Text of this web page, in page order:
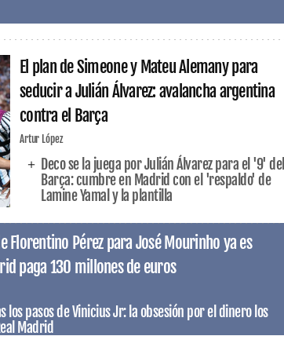
El plan de Simeone y Mateu Alemany para
seducir a Julián Álvarez: avalancha argentina
contra el Barça
Artur López
Deco se la juega por Julián Álvarez para el '9' del
Barça: cumbre en Madrid con el 'respaldo' de
Lamine Yamal y la plantilla
Florentino Pérez para José Mourinho ya es
paga 130 millones de euros
los pasos de Vinicius Jr: la obsesión por el dinero los
Madrid